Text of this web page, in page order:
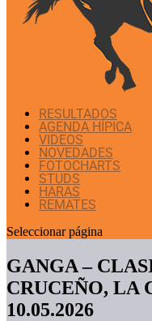
RESULTADOS
AGENDA HÍPICA
VIDEOS
NOVEDADES
FOTOCHARTS
STUDS
HARAS
REMATES
Seleccionar página
GANGA –
CRUCEÑO, LA
10.05.2026